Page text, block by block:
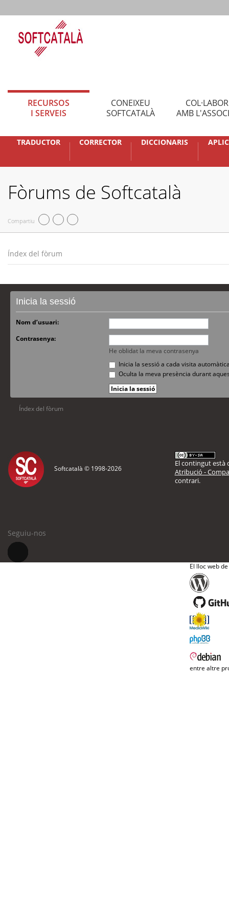
RECURSOS
I SERVEIS
CONEIXEU
SOFTCATALÀ
AMB
TRADUCTOR CORRECTOR DICCIONARIS
Fòrums de Softcatalà
Compartiu
Índex del fòrum
Inicia la sessió
Nom d’usuari:
Contrasenya:
He oblidat la meva contrasenya
Inicia la sessió a cada visita
Oculta la meva presència durant
Índex del fòrum
Softcatalà © 1998-2026
El contingut està
Atribució -
contrari.
Seguiu-nos
El lloc web
entre altre